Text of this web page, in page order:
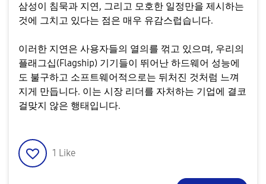
삼성이 침묵과 지연, 그리고 모호한 일정만을 제시하는
것에 그치고 있다는 점은 매우 유감스럽습니다.
​이러한 지연은 사용자들의 열의를 꺾고 있으며, 우리의
플래그십(Flagship) 기기들이 뛰어난 하드웨어 성능에
도 불구하고 소프트웨어적으로는 뒤처진 것처럼 느껴
지게 만듭니다. 이는 시장 리더를 자처하는 기업에 결코
걸맞지 않은 행태입니다.
1 Like